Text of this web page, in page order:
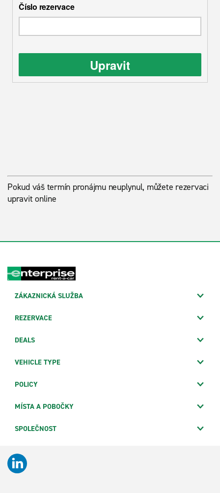
Číslo rezervace
Upravit
Pokud váš termín pronájmu neuplynul, můžete rezervaci
upravit online
ZÁKAZNICKÁ SLUŽBA
REZERVACE
DEALS
VEHICLE TYPE
POLICY
MÍSTA A POBOČKY
SPOLEČNOST